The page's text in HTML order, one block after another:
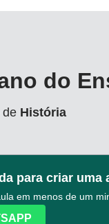
do
História
para criar uma
em menos de um